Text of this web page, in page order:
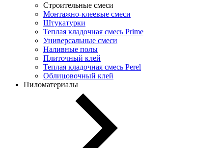
Строительные смеси
Монтажно-клеевые смеси
Штукатурки
Теплая кладочная смесь Prime
Универсальные смеси
Наливные полы
Плиточный клей
Теплая кладочная смесь Perel
Облицовочный клей
Пиломатериалы